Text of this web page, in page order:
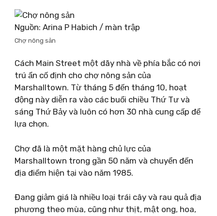
Nguồn: Arina P Habich / màn trập
Chợ nông sản
Cách Main Street một dãy nhà về phía bắc có nơi
trú ẩn cố định cho chợ nông sản của
Marshalltown. Từ tháng 5 đến tháng 10, hoạt
động này diễn ra vào các buổi chiều Thứ Tư và
sáng Thứ Bảy và luôn có hơn 30 nhà cung cấp để
lựa chọn.
Chợ đã là một mặt hàng chủ lực của
Marshalltown trong gần 50 năm và chuyển đến
địa điểm hiện tại vào năm 1985.
Đang giảm giá là nhiều loại trái cây và rau quả địa
phương theo mùa, cũng như thịt, mật ong, hoa,